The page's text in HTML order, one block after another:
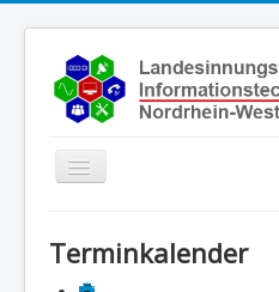
Toggle
Aktuelles
Terminkalender